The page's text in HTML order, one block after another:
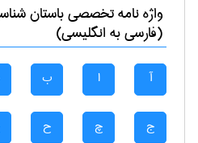
واژه نامه تخصصیباستان
(فارسی به انگلیسی)
آ ا ب
ج چ ح